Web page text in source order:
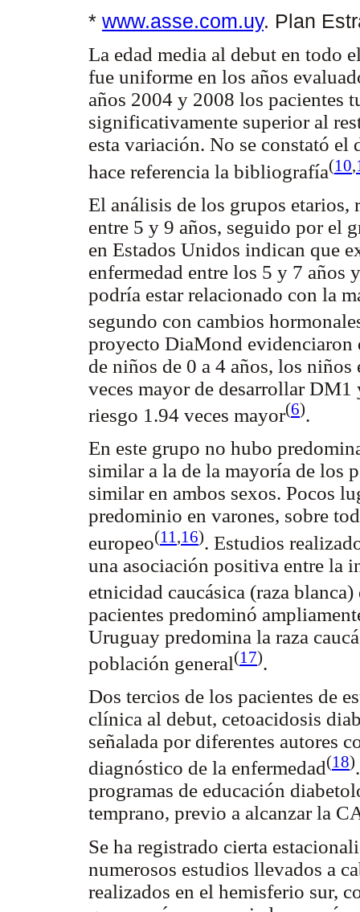
* www.asse.com.uy. Plan
La edad media al debut en todo
fue uniforme en los años
años 2004 y 2008 los pacientes
significativamente superior al
esta variación. No se constató el
hace referencia la bibliografía(10,
El análisis de los grupos
entre 5 y 9 años, seguido por el
en Estados Unidos indican que
enfermedad entre los 5 y 7 años
podría estar relacionado con la
segundo con cambios
proyecto DiaMond evidenciaron
de niños de 0 a 4 años, los
veces mayor de desarrollar
riesgo 1.94 veces mayor(6).
En este grupo no hubo
similar a la de la mayoría de los
similar en ambos sexos. Pocos
predominio en varones, sobre
europeo(11 ,16). Estudios
una asociación positiva entre la
etnicidad caucásica (raza
pacientes predominó
Uruguay predomina la raza
población general(17).
Dos tercios de los pacientes de
clínica al debut, cetoacidosis
señalada por diferentes autores
diagnóstico de la enfermedad(18)
programas de educación
temprano, previo a alcanzar la
Se ha registrado cierta
numerosos estudios llevados a
realizados en el hemisferio sur,